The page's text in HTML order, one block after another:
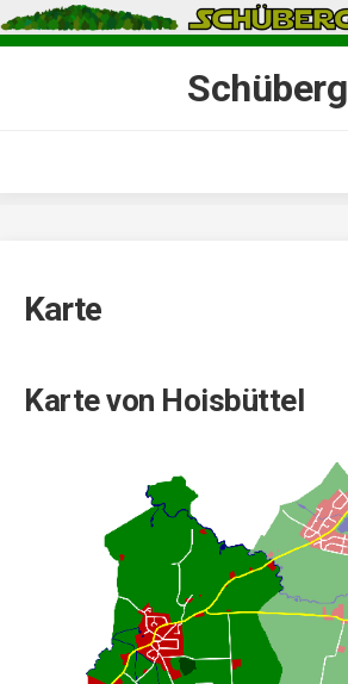
Skip
to
Schüberg
Karte
Karte von Hoisbüttel